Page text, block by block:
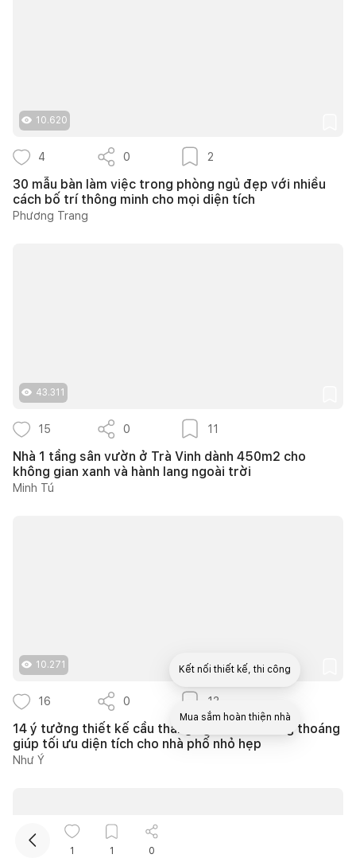
10.620
4 0 2
30 mẫu bàn làm việc trong phòng ngủ đẹp với nhiều
cách bố trí thông minh cho mọi diện tích
Phương Trang
43.311
15 0 11
Nhà 1 tầng sân vườn ở Trà Vinh dành 450m2 cho
không gian xanh và hành lang ngoài trời
Minh Tú
10.271
16 0 13
14 ý tưởng thiết kế cầu thang ngoài trời thông thoáng
giúp tối ưu diện tích cho nhà phố nhỏ hẹp
Như Ý
1 1 0
Kết nối thiết kế, thi công
Mua sắm hoàn thiện nhà